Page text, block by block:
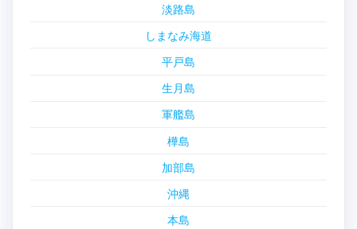
淡路島
しまなみ海道
平戸島
生月島
軍艦島
樺島
加部島
沖縄
本島